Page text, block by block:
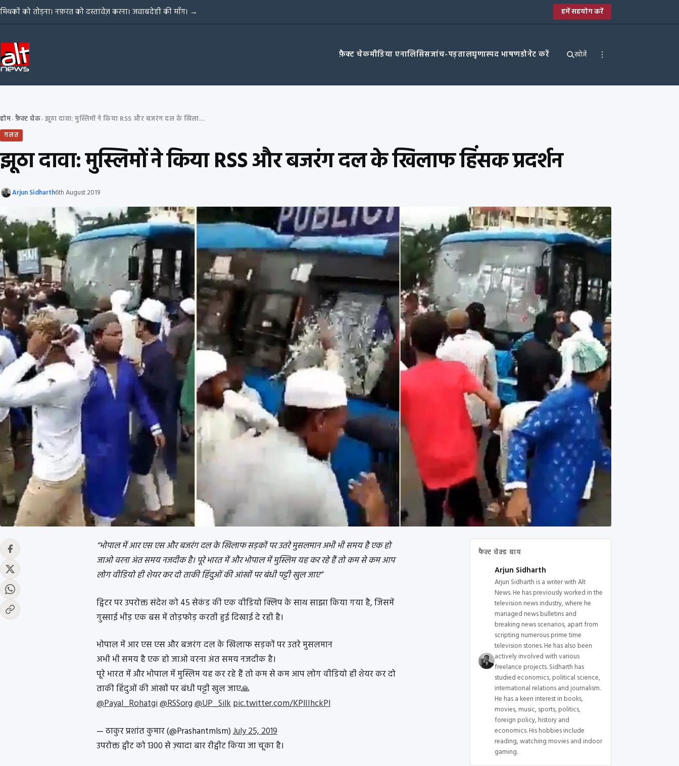
Skip to content
मिथकों को तोड़ना। नफ़रत को दस्तावेज़ करना। जवाबदेही की माँग। → हमें सहयोग करें
फ़ैक्ट चेकमीडिया एनालिसिसजांच-पड़तालघृणास्पद भाषणडोनेट करें खोजें
होम› फ़ैक्ट चेक›
झूठा दावा: मुस्लिमों ने किया RSS और बजरंग दल के खिलाफ हिंसक प्रदर्शन
ग़लत
झूठा दावा: मुस्लिमों ने किया RSS और बजरंग दल के खिलाफ हिंसक प्रदर्शन
Arjun Sidharth6th August 2019
“भोपाल में आर एस एस और बजरंग दल के खिलाफ सड़कों पर उतरे मुसलमान अभी भी समय है एक हो
जाओ वरना अंत समय नजदीक है। पूरे भारत में और भोपाल में मुस्लिम यह कर रहे हैं तो कम से कम आप
लोग वीडियो ही शेयर कर दो ताकी हिंदुओं की आंखों पर बंधी पट्टी खुल जाए”
ट्विटर पर उपरोक्त संदेश को 45 सेकंड की एक वीडियो क्लिप के साथ साझा किया गया है, जिसमें
गुस्साई भीड़ एक बस में तोड़फोड़ करती हुई दिखाई दे रही है।
भोपाल में आर एस एस और बजरंग दल के खिलाफ सड़कों पर उतरे मुसलमान
अभी भी समय है एक हो जाओ वरना अंत समय नजदीक है।
पूरे भारत में और भोपाल में मुस्लिम यह कर रहे हैं तो कम से कम आप लोग वीडियो ही शेयर कर दो
ताकी हिंदुओं की आंखों पर बंधी पट्टी खुल जाए🙏
@Payal_Rohatgi@RSSorg@UP_Silkpic.twitter.com/KPlIIhckPl
— ठाकुर प्रशांत कुमार (@Prashantmlsm)July 25, 2019
उपरोक्त ट्वीट को 1300 से ज़्यादा बार रीट्वीट किया जा चूका है।
फैक्ट चेक्ड बाय
Arjun Sidharth
Arjun Sidharth is a writer with Alt
News. He has previously worked in the
television news industry, where he
managed news bulletins and
breaking news scenarios, apart from
scripting numerous prime time
television stories. He has also been
actively involved with various
freelance projects. Sidharth has
studied economics, political science,
international relations and journalism.
He has a keen interest in books,
movies, music, sports, politics,
foreign policy, history and
economics. His hobbies include
reading, watching movies and indoor
gaming.